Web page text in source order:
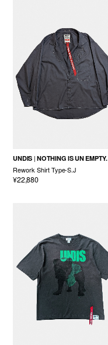
UNDIS NOTHING IS UN EMPTY.
Rework Shirt Type-S.J
¥22,880